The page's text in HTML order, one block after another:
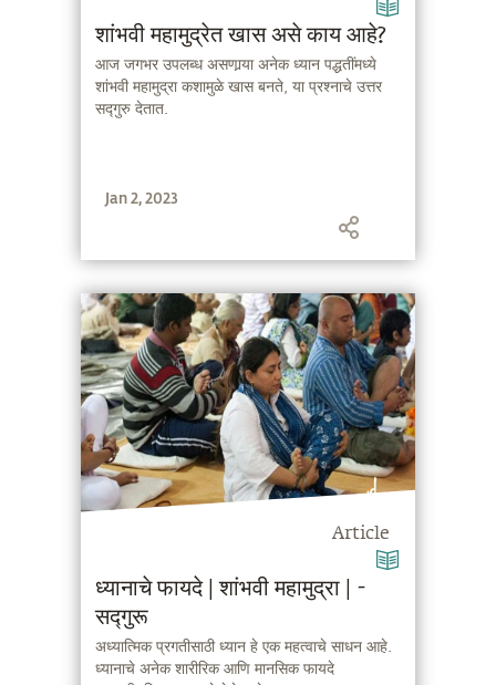
शांभवी महामुद्रेत खास असे काय आहे?
आज जगभर उपलब्ध असणार्‍या अनेक ध्यान पद्धतींमध्ये
शांभवी महामुद्रा कशामुळे खास बनते, या प्रश्नाचे उत्तर
सद्गुरु देतात.
Jan 2, 2023
Article
ध्यानाचे फायदे | शांभवी महामुद्रा | -
सद्गुरू
अध्यात्मिक प्रगतीसाठी ध्यान हे एक महत्वाचे साधन आहे.
ध्यानाचे अनेक शारीरिक आणि मानसिक फायदे